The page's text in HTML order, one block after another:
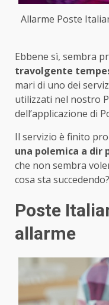
Allarme Poste
Ebbene sì, sembra
travolgente
mari di uno dei
utilizzati nel nostro
dell’applicazione di
Il servizio è finito
una polemica a dir
che non sembra
cosa sta succedendo?
Poste
allarme